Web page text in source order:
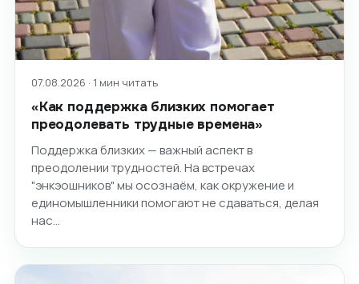
07.08.2026 · 1 мин читать
«Как поддержка близких помогает
преодолевать трудные времена»
Поддержка близких — важный аспект в
преодолении трудностей. На встречах
"энкэошников" мы осознаём, как окружение и
единомышленники помогают не сдаваться, делая
нас…